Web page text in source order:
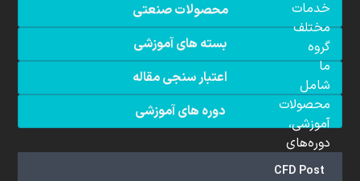
محصولات صنعتی
بسته های آموزشی
اعتبار سنجی مقاله
دوره های آموزشی
CFD Post
خدمات
مختلف
گروه
ما
شامل
محصولات
آموزشی،
دوره‌های
آموزشی،